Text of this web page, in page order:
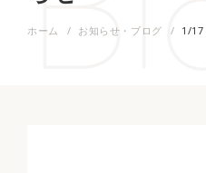
ホーム お知らせ・ブログ 1/